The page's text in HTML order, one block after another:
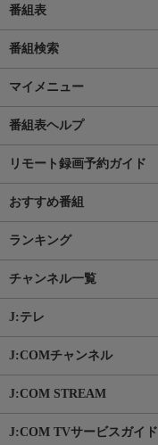
番組表
番組検索
マイメニュー
番組表ヘルプ
リモート録画予約ガイド
おすすめ番組
ランキング
チャンネル一覧
J:テレ
J:COMチャンネル
J:COM STREAM
J:COM TVサービスガイド